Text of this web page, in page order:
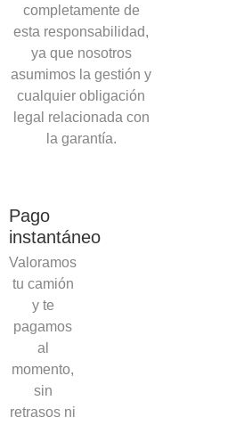
completamente de
esta responsabilidad,
ya que nosotros
asumimos la gestión y
cualquier obligación
legal relacionada con
la garantía.
Pago
instantáneo
Valoramos
tu camión
y te
pagamos
al
momento,
sin
retrasos ni